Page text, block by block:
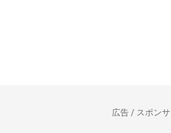
広告 / スポン